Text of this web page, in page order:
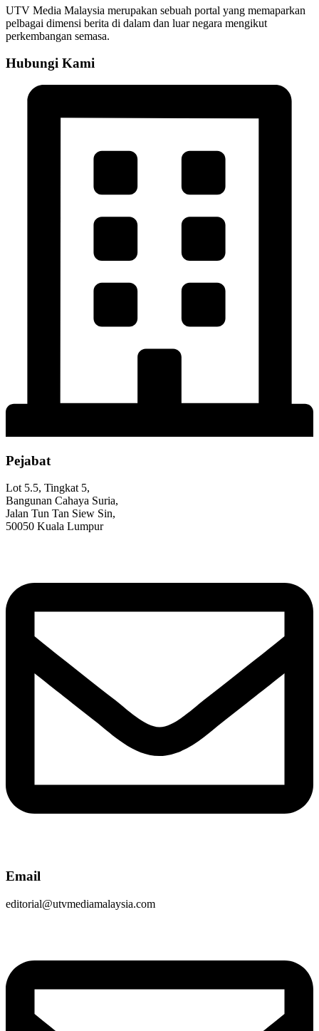
UTV Media Malaysia merupakan sebuah portal yang memaparkan
pelbagai dimensi berita di dalam dan luar negara mengikut
perkembangan semasa.
Hubungi Kami
Pejabat
Lot 5.5, Tingkat 5,
Bangunan Cahaya Suria,
Jalan Tun Tan Siew Sin,
50050 Kuala Lumpur
Email
editorial@utvmediamalaysia.com